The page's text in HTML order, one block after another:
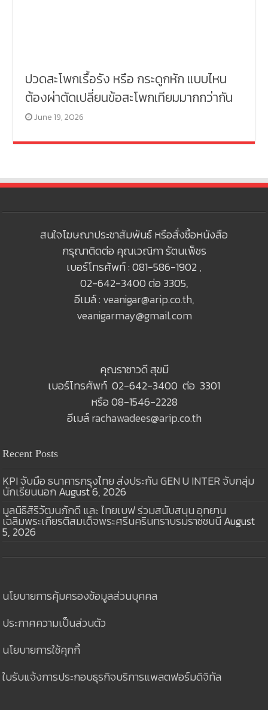
ปวดสะโพกเรื้อรัง หรือ กระดูกหัก แบบไหน
ต้องผ่าตัดเปลี่ยนข้อสะโพกเทียมมากกว่ากัน
June 19, 2026
สนใจโฆษณาประชาสัมพันธ์ หรือสั่งซื้อหนังสือ
กรุณาติดต่อ คุณเวณิกา รัตนเพ็ชร
เบอร์โทรศัพท์ : 081-586-1902 ,
02-642-3400 ต่อ 3305,
อีเมล์ : veanigar@arip.co.th,
veanigarmay@gmail.com
คุณราชาวดี สุขมี
เบอร์โทรศัพท์ 02-642-3400 ต่อ 3301
หรือ 08-1546-2228
อีเมล์rachawadees@arip.co.th
Recent Posts
KPI จับมือ ธนาคารกรุงไทย ส่งประกัน GEN U INTER จับกลุ่ม
นักเรียนนอก August 6, 2026
มูลนิธิสิริวัฒนภักดี และ ไทยเบฟ ร่วมสนับสนุน อุทยาน
เฉลิมพระเกียรติสมเด็จพระศรีนครินทราบรมราชชนนี August
5, 2026
นโยบายการคุ้มครองข้อมูลส่วนบุคคล
ประกาศความเป็นส่วนตัว
นโยบายการใช้คุกกี้
ใบรับแจ้งการประกอบธุรกิจบริการแพลตฟอร์มดิจิทัล